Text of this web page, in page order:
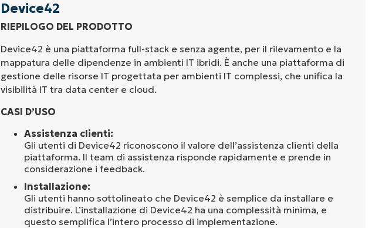
Device42
RIEPILOGO DEL PRODOTTO
Device42 è una piattaforma full-stack e senza agente, per il rilevamento e la
mappatura delle dipendenze in ambienti IT ibridi. È anche una piattaforma di
gestione delle risorse IT progettata per ambienti IT complessi, che unifica la
visibilità IT tra data center e cloud.
CASI D’USO
Assistenza clienti:
Gli utenti di Device42 riconoscono il valore dell’assistenza clienti della
piattaforma. Il team di assistenza risponde rapidamente e prende in
considerazione i feedback.
Installazione:
Gli utenti hanno sottolineato che Device42 è semplice da installare e
distribuire. L’installazione di Device42 ha una complessità minima, e
questo semplifica l’intero processo di implementazione.